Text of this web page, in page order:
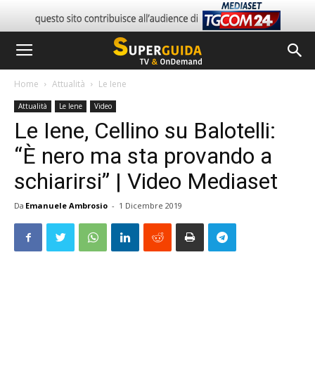
Home Attualità Le Iene
Attualità Le Iene Video
Le Iene, Cellino su Balotelli:
“È nero ma sta provando a
schiarirsi” | Video Mediaset
Da Emanuele Ambrosio - 1 Dicembre 2019